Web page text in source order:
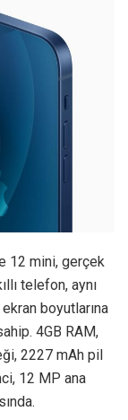
12 mini, gerçek
telefon, aynı
boyutlarına
4GB RAM,
2227 mAh pil
12 MP ana